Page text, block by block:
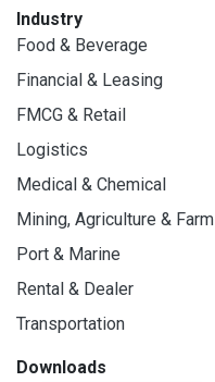
Industry
Food & Beverage
Financial & Leasing
FMCG & Retail
Logistics
Medical & Chemical
Mining, Agriculture & Farm
Port & Marine
Rental & Dealer
Transportation
Downloads